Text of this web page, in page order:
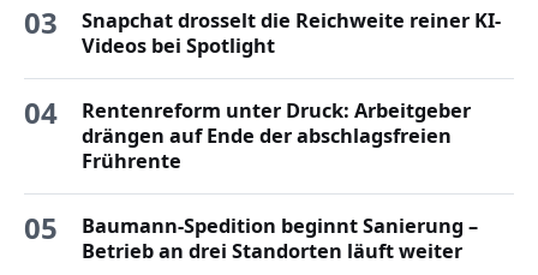
03
Snapchat drosselt die Reichweite reiner KI-
Videos bei Spotlight
04
Rentenreform unter Druck: Arbeitgeber
drängen auf Ende der abschlagsfreien
Frührente
05
Baumann-Spedition beginnt Sanierung –
Betrieb an drei Standorten läuft weiter